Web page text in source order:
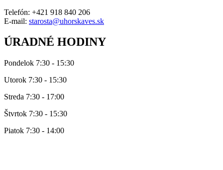
Telefón: +421 918 840 206
E-mail: starosta@uhorskaves.sk
ÚRADNÉ HODINY
Pondelok 7:30 - 15:30
Utorok 7:30 - 15:30
Streda 7:30 - 17:00
Štvrtok 7:30 - 15:30
Piatok 7:30 - 14:00